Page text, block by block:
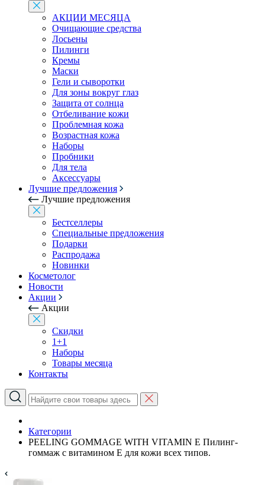
АКЦИИ МЕСЯЦА
Очищающие средства
Лосьены
Пилинги
Кремы
Маски
Гели и сыворотки
Для зоны вокруг глаз
Защита от солнца
Отбеливание кожи
Проблемная кожа
Возрастная кожа
Наборы
Пробники
Для тела
Аксессуары
Лучшие предложения
Лучшие предложения
Бестселлеры
Специальные предложения
Подарки
Распродажа
Новинки
Косметолог
Новости
Акции
Акции
Скидки
1+1
Наборы
Товары месяца
Контакты
Категории
PEELING GOMMAGE WITH VITAMIN E Пилинг-
гоммаж с витамином Е для кожи всех типов.